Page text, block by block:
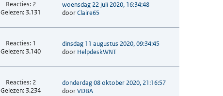
Reacties: 2
Gelezen: 3.131
woensdag 22 juli 2020, 16:34:48
doorClaire65
Reacties: 1
Gelezen: 3.140
dinsdag 11 augustus 2020, 09:34:45
door HelpdeskWNT
Reacties: 2
Gelezen: 3.234
donderdag 08 oktober 2020, 21:16:57
doorVDBA